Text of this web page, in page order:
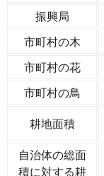
振興局
市町村の木
市町村の花
市町村の鳥
耕地面積
自治体の総面
積に対する耕